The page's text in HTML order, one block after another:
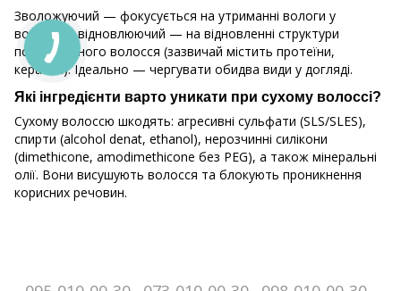
Зволожуючий — фокусується на утриманні вологи у
волоссі, а відновлюючий — на відновленні структури
пошкодженого волосся (зазвичай містить протеїни,
кератин). Ідеально — чергувати обидва види у догляді.
Які інгредієнти варто уникати при сухому волоссі?
Сухому волоссю шкодять: агресивні сульфати (SLS/SLES),
спирти (alcohol denat, ethanol), нерозчинні силікони
(dimethicone, amodimethicone без PEG), а також мінеральні
олії. Вони висушують волосся та блокують проникнення
корисних речовин.